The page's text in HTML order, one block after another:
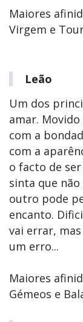
Maiores
Virgem e
Leão
Um dos
amar.
com a
com a
o facto de
sinta que
outro pode
encanto.
vai errar,
um erro...
Maiores
Gémeos e